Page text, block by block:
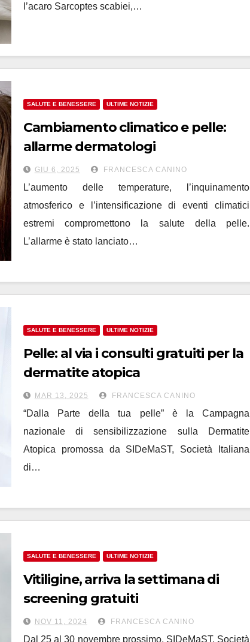
l’acaro Sarcoptes scabiei,…
SALUTE E BENESSERE ULTIME NOTIZIE
Cambiamento climatico e pelle:
allarme dermatologi
GIU 6, 2025 FRANCESCA CANINO
L’aumento delle temperature, l’inquinamento
atmosferico e l’intensificazione di eventi climatici
estremi compromettono la salute della pelle.
L’allarme è stato lanciato…
SALUTE E BENESSERE ULTIME NOTIZIE
Pelle: al via i consulti gratuiti per la
dermatite atopica
MAR 13, 2025 FRANCESCA CANINO
“Dalla Parte della tua pelle” è la Campagna
nazionale di sensibilizzazione sulla Dermatite
Atopica promossa da SIDeMaST, Società Italiana
di…
SALUTE E BENESSERE ULTIME NOTIZIE
Vitiligine, arriva la settimana di
screening gratuiti
NOV 11, 2024 FRANCESCA CANINO
Dal 25 al 30 novembre prossimo, SIDeMaST, Società